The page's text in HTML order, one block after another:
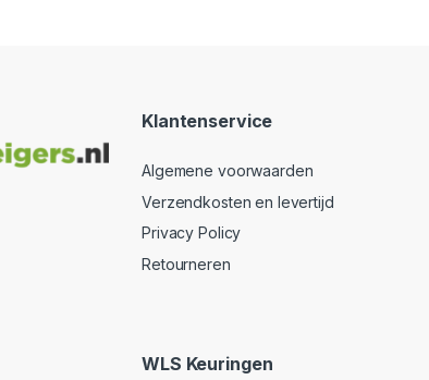
Klantenservice
Algemene voorwaarden
Verzendkosten en levertijd
Privacy Policy
Retourneren
WLS Keuringen